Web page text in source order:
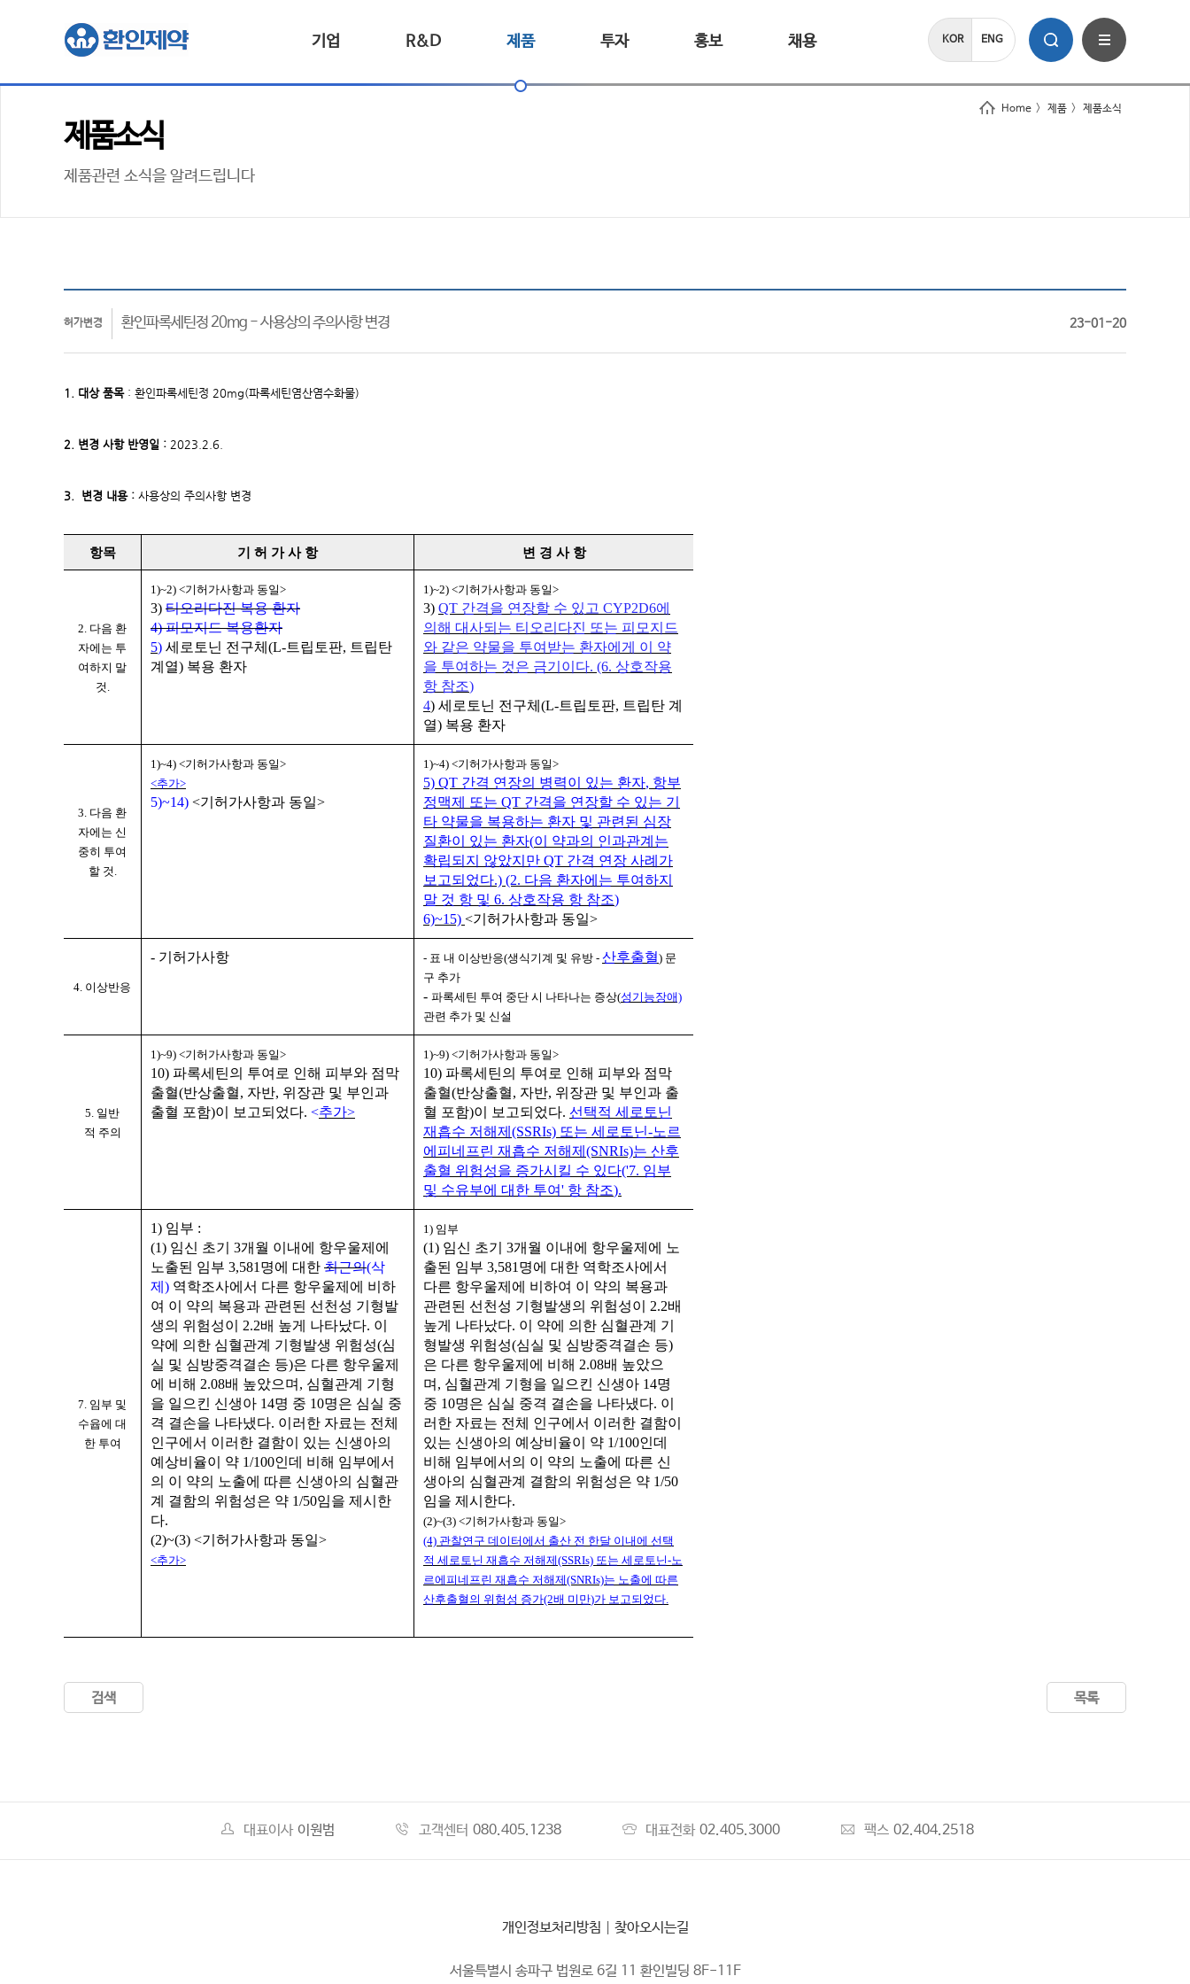
KOR ENG
기업 R&D 제품 투자 홍보 채용
Home > 제품 > 제품소식
제품소식
제품관련 소식을 알려드립니다
허가변경 환인파록세틴정 20mg - 사용상의 주의사항 변경 23-01-20
1. 대상품목 : 환인파록세틴정 20mg(파록세틴염산염수화물)
2. 변경 사항 반영일 : 2023.2.6.
3. 변경 내용 : 사용상의 주의사항 변경
항목 기 허 가 사 항 변 경 사 항
2. 다음 환
자에는 투
여하지 말
것 .
1)~2) <기허가사항과 동일>
3) 티오리다진 복용 환자
4)피모지드 복용환자
5) 세로토닌 전구체 (L-트립토판, 트립탄
계열) 복용 환자
1)~2) <기허가사항과 동일>
3) QT 간격을 연장할 수 있고 CYP2D6에
의해 대사되는 티오리다진 또는 피모지드
와 같은 약물을 투여받는 환자에게 이 약
을 투여하는 것은 금기이다. (6. 상호작용
항 참조)
4) 세로토닌 전구체 (L-트립토판, 트립탄 계
열) 복용 환자
3. 다음 환
자에는 신
중히 투여
할 것 .
1)~4) <기허가사항과 동일>
<추가>
5)~14) <기허가사항과 동일>
1)~4) <기허가사항과 동일>
5) QT 간격 연장의 병력이 있는 환자, 항부
정맥제 또는 QT 간격을 연장할 수 있는 기
타 약물을 복용하는 환자 및 관련된 심장
질환이 있는 환자(이 약과의 인과관계는
확립되지 않았지만 QT 간격 연장 사례가
보고되었다.) (2. 다음 환자에는 투여하지
말 것 항 및 6. 상호작용 항 참조)
6)~15) <기허가사항과 동일>
4. 이상반응
- 기허가사항 - 표 내 이상반응(생식기계 및 유방 - 산후출혈) 문
구 추가
- 파록세틴 투여 중단 시 나타나는 증상(성기능장애)
관련 추가 및 신설
5. 일반
적 주의
1)~9) <기허가사항과 동일>
10) 파록세틴의 투여로 인해 피부와 점막
출혈(반상출혈, 자반, 위장관 및 부인과
출혈 포함)이 보고되었다. <추가>
1)~9) <기허가사항과 동일>
10) 파록세틴의 투여로 인해 피부와 점막
출혈(반상출혈, 자반, 위장관 및 부인과 출
혈 포함)이 보고되었다. 선택적 세로토닌
재흡수 저해제 (SSRIs) 또는 세로토닌-노르
에피네프린 재흡수 저해제 (SNRIs)는 산후
출혈 위험성을 증가시킬 수 있다('7. 임부
및 수유부에 대한 투여' 항 참조).
7. 임부 및
수윱에 대
한 투여
1) 임부 :
(1) 임신 초기 3개월 이내에 항우울제에
노출된 임부 3,581 명에 대한 최근의(삭
제 ) 역학조사에서 다른 항우울제에 비하
여 이 약의 복용과 관련된 선천성 기형발
생의 위험성이 2.2배 높게 나타났다. 이
약에 의한 심혈관계 기형발생 위험성(심
실 및 심방중격결손 등)은 다른 항우울제
에 비해 2.08배 높았으며 , 심혈관계 기형
을 일으킨 신생아 14명 중 10명은 심실 중
격 결손을 나타냈다. 이러한 자료는 전체
인구에서 이러한 결함이 있는 신생아의
예상비율이 약 1/100인데 비해 임부에서
의 이 약의 노출에 따른 신생아의 심혈관
계 결함의 위험성은 약 1/50임을 제시한
다.
(2)~(3) <기허가사항과 동일>
<추가>
1) 임부
(1) 임신 초기 3개월 이내에 항우울제에 노
출된 임부 3,581 명에 대한 역학조사에서
다른 항우울제에 비하여 이 약의 복용과
관련된 선천성 기형발생의 위험성이 2.2배
높게 나타났다. 이 약에 의한 심혈관계 기
형발생 위험성(심실 및 심방중격결손 등)
은 다른 항우울제에 비해 2.08배 높았으
며 , 심혈관계 기형을 일으킨 신생아 14명
중 10명은 심실 중격 결손을 나타냈다. 이
러한 자료는 전체 인구에서 이러한 결함이
있는 신생아의 예상비율이 약 1/100인데
비해 임부에서의 이 약의 노출에 따른 신
생아의 심혈관계 결함의 위험성은 약 1/50
임을 제시한다.
(2)~(3) <기허가사항과 동일>
(4) 관찰연구 데이터에서 출산 전 한달 이내에 선택
적 세로토닌 재흡수 저해제(SSRIs) 또는 세로토닌-노
르에피네프린 재흡수 저해제(SNRIs)는 노출에 따른
산후출혈의 위험성 증가(2배 미만)가 보고되었다.
검색 목록
대표이사 이원범 고객센터 080.405.1238 대표전화 02.405.3000 팩스 02.404.2518
개인정보처리방침 찾아오시는길
서울특별시 송파구 법원로 6길 11 환인빌딩 8F-11F